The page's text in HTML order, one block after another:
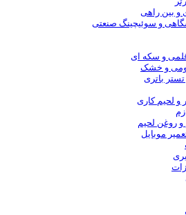
و بین راهی
و سوئیچینگ صنعتی
قلمی و سکه ای
و خشک
باتری
و لحیم کاری
روغن لحیم
موبایل